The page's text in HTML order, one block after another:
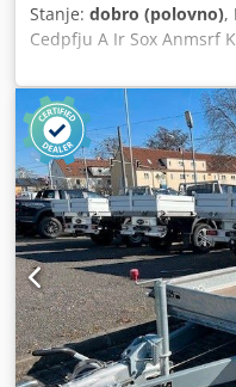
Stanje: dobro (polovno),
Cedpfju A Ir Sox Anmsrf
metra. Unutrašnjost
mètres avec ou sans